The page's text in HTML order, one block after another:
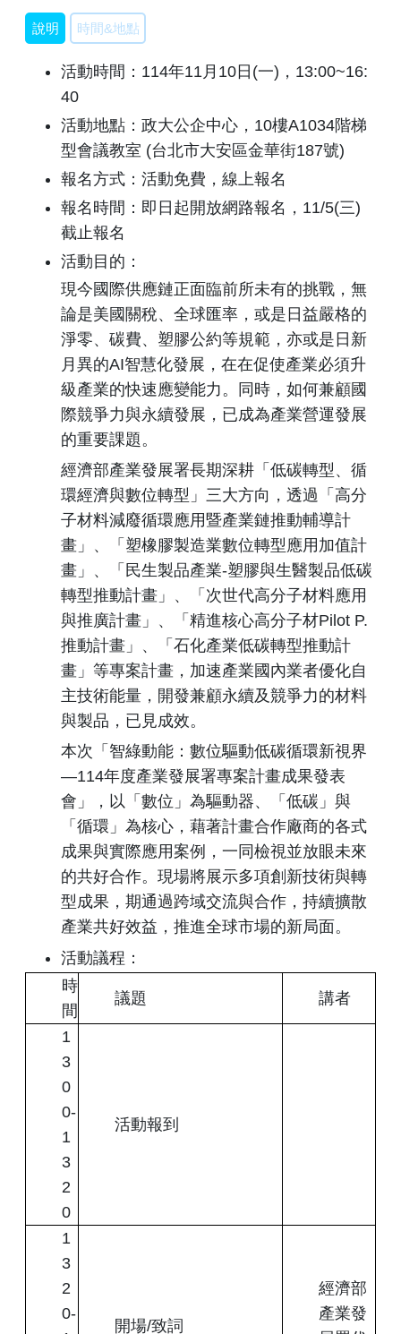
說明 時間&地點
活動時間：114年11月10日(一)，13:00~16:
40
活動地點：政大公企中心，10樓A1034階梯
型會議教室 (台北市大安區金華街187號)
報名方式：活動免費，線上報名
報名時間：即日起開放網路報名，11/5(三)
截止報名
活動目的：
現今國際供應鏈正面臨前所未有的挑戰，無
論是美國關稅、全球匯率，或是日益嚴格的
淨零、碳費、塑膠公約等規範，亦或是日新
月異的AI智慧化發展，在在促使產業必須升
級產業的快速應變能力。同時，如何兼顧國
際競爭力與永續發展，已成為產業營運發展
的重要課題。
經濟部產業發展署長期深耕「低碳轉型、循
環經濟與數位轉型」三大方向，透過「高分
子材料減廢循環應用暨產業鏈推動輔導計
畫」、「塑橡膠製造業數位轉型應用加值計
畫」、「民生製品產業-塑膠與生醫製品低碳
轉型推動計畫」、「次世代高分子材料應用
與推廣計畫」、「精進核心高分子材Pilot P.
推動計畫」、「石化產業低碳轉型推動計
畫」等專案計畫，加速產業國內業者優化自
主技術能量，開發兼顧永續及競爭力的材料
與製品，已見成效。
本次「智綠動能：數位驅動低碳循環新視界
—114年度產業發展署專案計畫成果發表
會」，以「數位」為驅動器、「低碳」與
「循環」為核心，藉著計畫合作廠商的各式
成果與實際應用案例，一同檢視並放眼未來
的共好合作。現場將展示多項創新技術與轉
型成果，期通過跨域交流與合作，持續擴散
產業共好效益，推進全球市場的新局面。
活動議程：
時
間
議題 講者
1
3
0
0-
1
3
2
0
活動報到
1
3
2
0-
開場/致詞
經濟部
產業發